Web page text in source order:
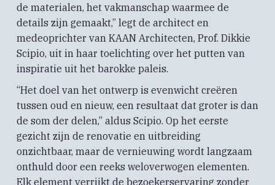
de materialen, het vakmanschap waarmee de
details zijn gemaakt,” legt de architect en
medeoprichter van KAAN Architecten, Prof. Dikkie
Scipio, uit in haar toelichting over het putten van
inspiratie uit het barokke paleis.
“Het doel van het ontwerp is evenwicht creëren
tussen oud en nieuw, een resultaat dat groter is dan
de som der delen,” aldus Scipio. Op het eerste
gezicht zijn de renovatie en uitbreiding
onzichtbaar, maar de vernieuwing wordt langzaam
onthuld door een reeks weloverwogen elementen.
Elk element verrijkt de bezoekerservaring zonder